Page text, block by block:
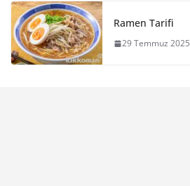
Ramen Tarifi
29 Temmuz 2025